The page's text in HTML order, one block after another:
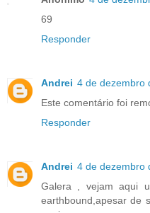
69
Responder
Andrei 4 de dezembro
Este comentário foi
Responder
Andrei 4 de dezembro
Galera , vejam aqui
earthbound,apesar de